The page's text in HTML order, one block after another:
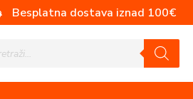
Besplatna dostava iznad 100€